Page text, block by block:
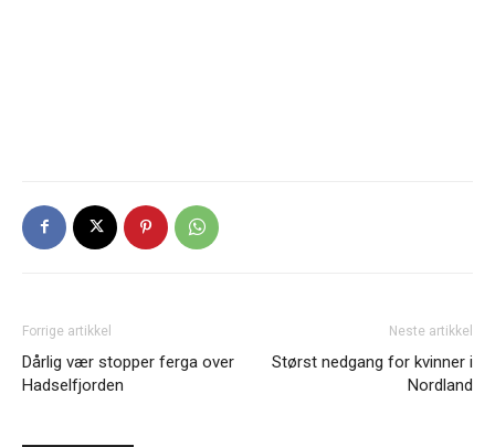
Forrige artikkel
Dårlig vær stopper ferga over
Hadselfjorden
Neste artikkel
Størst nedgang for kvinner i
Nordland